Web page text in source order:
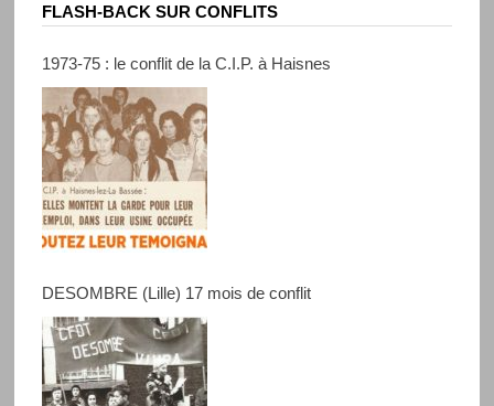
FLASH-BACK SUR CONFLITS
1973-75 : le conflit de la C.I.P. à Haisnes
DESOMBRE (Lille) 17 mois de conflit